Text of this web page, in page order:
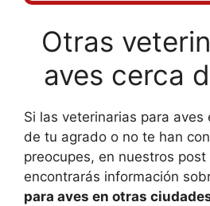
Otras
aves cerca
Si las veterinarias para aves
de tu agrado o no te han
preocupes, en nuestros
encontrarás información
para aves en otras